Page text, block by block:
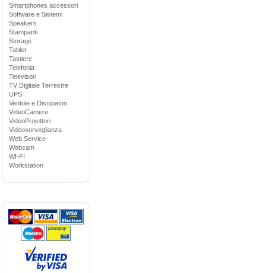
Smartphones accessori
Software e Sistemi
Speakers
Stampanti
Storage
Tablet
Tastiere
Telefonia
Televisori
TV Digitale Terrestre
UPS
Ventole e Dissipatori
VideoCamere
VideoProiettori
Videosorveglianza
Web Service
Webcam
WI-FI
Workstation